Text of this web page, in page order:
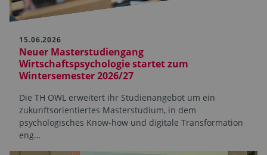
15.06.2026
Neuer Masterstudiengang
Wirtschaftspsychologie startet zum
Wintersemester 2026/27
Die TH OWL erweitert ihr Studienangebot um ein
zukunftsorientiertes Masterstudium, in dem
psychologisches Know-how und digitale Transformation
eng…